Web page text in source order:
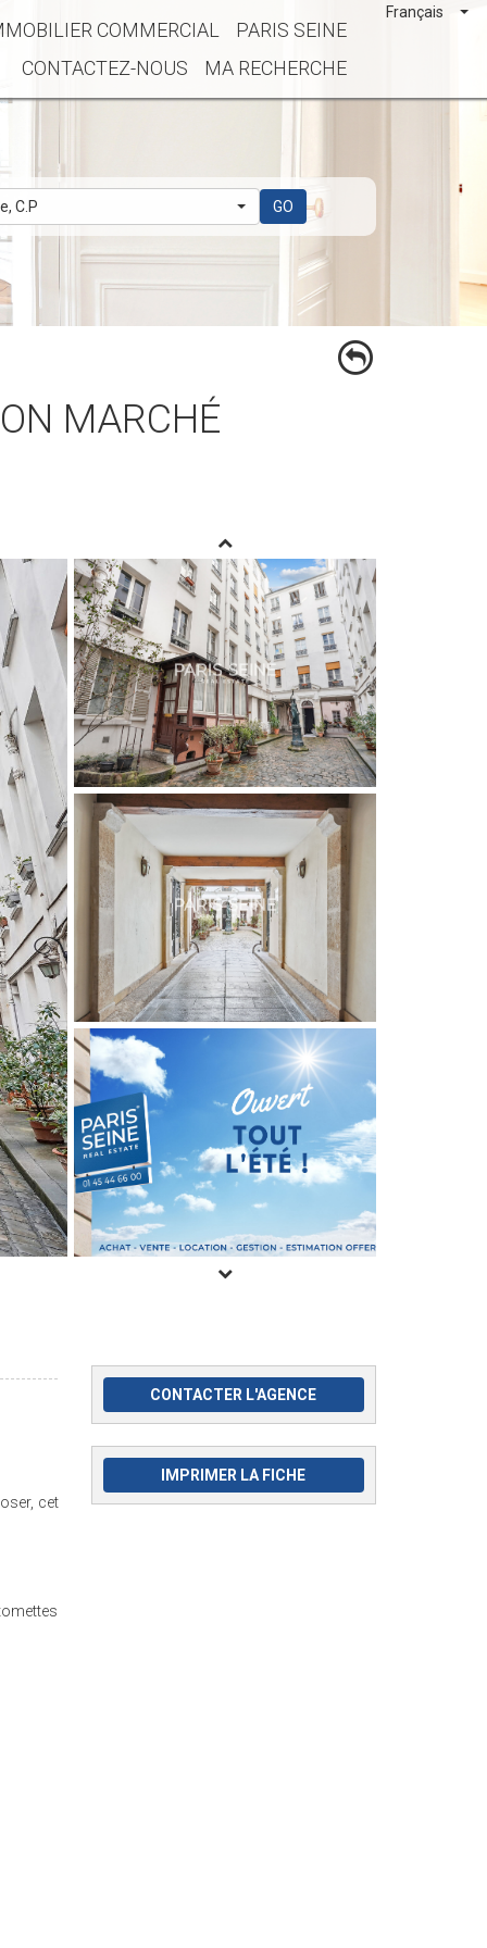
COMMERCIAL
PARIS SEINE
CONTACTEZ-NOUS
MA RECHERCHE
Français
C.P GO
MARCHÉ
cet
CONTACTER L'AGENCE
IMPRIMER LA FICHE